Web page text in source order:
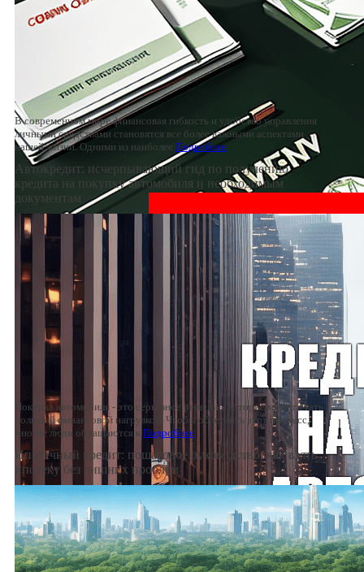
В современном мире финансовая гибкость и удобство управления
личными средствами становятся все более важными аспектами
нашей жизни. Одними из наиболее Подробнее
Автокредит: исчерпывающий гид по получению
кредита на покупку автомобиля и необходимым
документам
Покупка автомобиля - это серьезное решение, которое может стать
большой финансовой нагрузкой. Чтобы облегчить этот процесс,
многие люди обращаются к Подробнее
Ипотечный кредит: пошаговое руководство, как взять
ипотеку без лишних проблем